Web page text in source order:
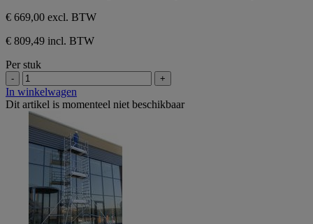
€ 669,00 excl. BTW
€ 809,49 incl. BTW
Per stuk
- +
In winkelwagen
Dit artikel is momenteel niet beschikbaar